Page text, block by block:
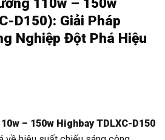
110w – 150w
D150): Giải Pháp
Nghiệp Đột Phá Hiệu
– 150w Highbay TDLXC-D150